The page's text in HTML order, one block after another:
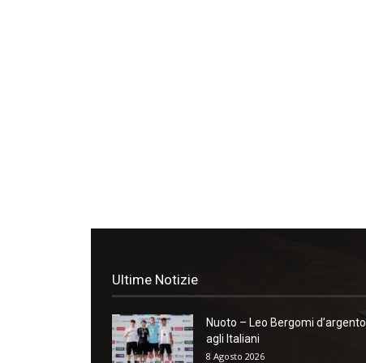
Ultime Notizie
Nuoto – Leo Bergomi d’argento
agli Italiani
8 Agosto 2026